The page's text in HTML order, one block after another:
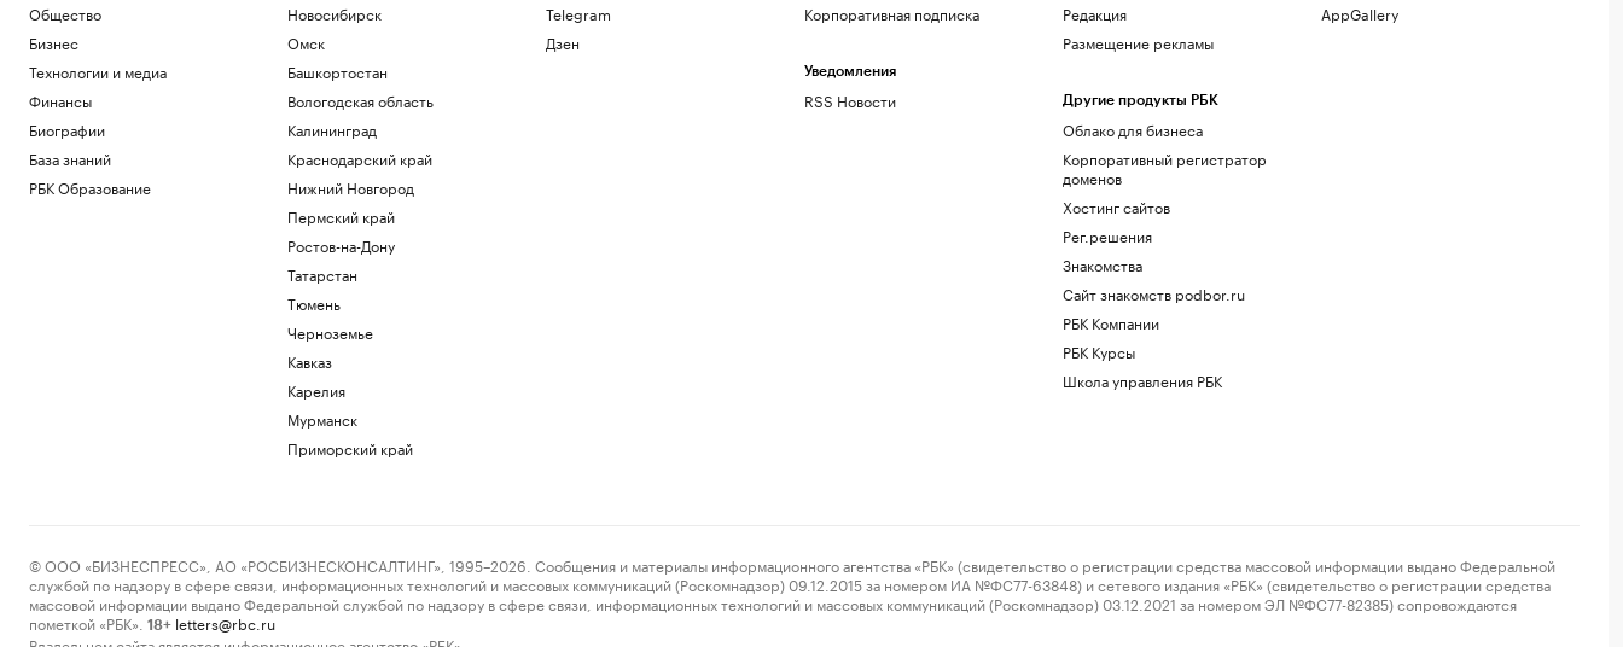
Общество
Бизнес
Технологии и медиа
Финансы
Биографии
База знаний
РБК Образование
Новосибирск
Омск
Башкортостан
Вологодская область
Калининград
Краснодарский край
Нижний Новгород
Пермский край
Ростов-на-Дону
Татарстан
Тюмень
Черноземье
Кавказ
Карелия
Мурманск
Приморский край
Telegram
Дзен
Корпоративная подписка
Уведомления
RSS Новости
Редакция
Размещение рекламы
Другие продукты РБК
Облако для бизнеса
Корпоративный регистратор
доменов
Хостинг сайтов
Рег.решения
Знакомства
Сайт знакомств podbor.ru
РБК Компании
РБК Курсы
Школа управления РБК
AppGallery
© ООО «БИЗНЕСПРЕСС», АО «РОСБИЗНЕСКОНСАЛТИНГ», 1995–2026. Сообщения и материалы информационного агентства «РБК» (свидетельство о регистрации средства массовой информации выдано Федеральной
службой по надзору в сфере связи, информационных технологий и массовых коммуникаций (Роскомнадзор) 09.12.2015 за номером ИА №ФС77-63848) и сетевого издания «РБК» (свидетельство о регистрации средства
массовой информации выдано Федеральной службой по надзору в сфере связи, информационных технологий и массовых коммуникаций (Роскомнадзор) 03.12.2021 за номером ЭЛ №ФС77-82385) сопровождаются
пометкой «РБК».
18+ letters@rbc.ru